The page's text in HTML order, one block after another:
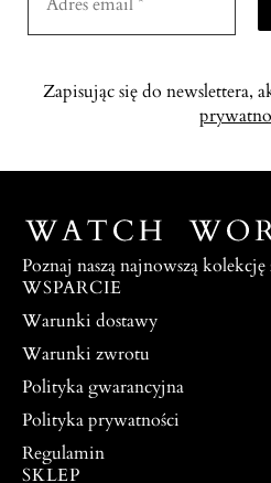
Zapisując się do newslettera,
Poznaj naszą najnowszą
WSPARCIE
Warunki dostawy
Warunki zwrotu
Polityka gwarancyjna
Polityka prywatności
Regulamin
SKLEP